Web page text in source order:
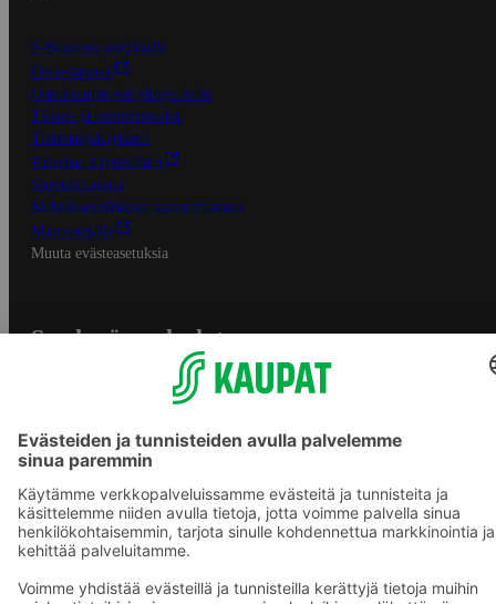
S-Business yrityksille
Oiva-raportit
Osuuskauppojen yhteystiedot
Tilaus- ja toimitusehdot
Tietosuojakäytäntö
Palvelun käyttöehdot
Saavutettavuus
Mobiilisovelluksen saavutettavuus
Mainostajalle
Muuta evästeasetuksia
S-ryhmän palvelut
Yhteishyvä Ruoka -sovellus
S-ostoslista -sovellus
Prisma.fi
Sokos.fi
S-Pankki
Sokos Hotels